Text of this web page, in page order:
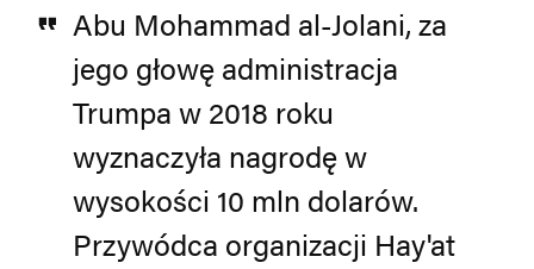
Abu Mohammad al-Jolani, za
jego głowę administracja
Trumpa w 2018 roku
wyznaczyła nagrodę w
wysokości 10 mln dolarów.
Przywódca organizacji Hay'at